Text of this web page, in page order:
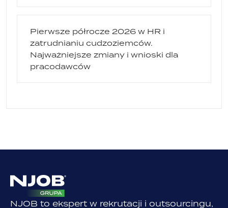
Pierwsze półrocze 2026 w HR i
zatrudnianiu cudzoziemców.
Najważniejsze zmiany i wnioski dla
pracodawców
NJOB to ekspert w rekrutacji i outsourcingu,